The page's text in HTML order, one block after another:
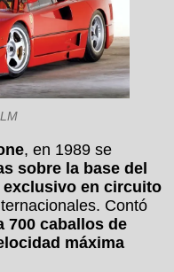
, en 1989 se
sobre la base del
exclusivo en circuito
Contó
700 caballos de
máxima